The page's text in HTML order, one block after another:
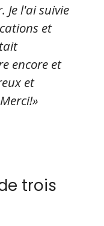
Je l'ai suivie
et
encore et
et
trois